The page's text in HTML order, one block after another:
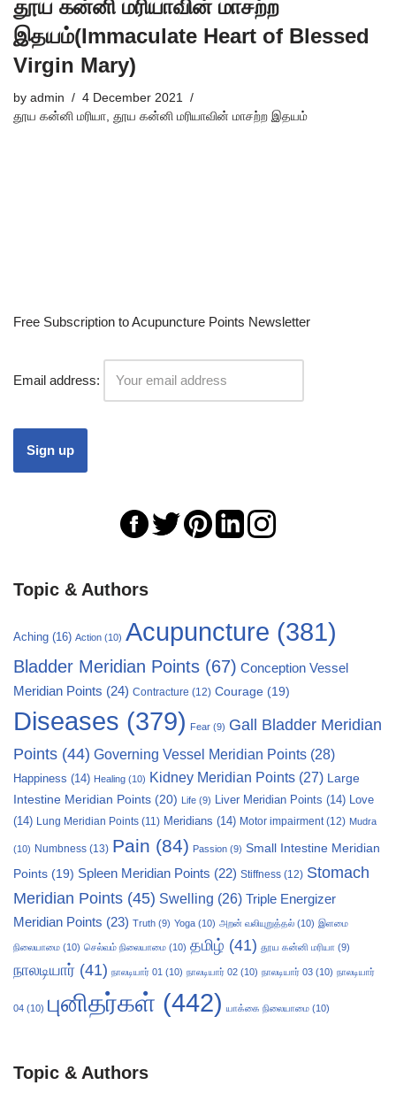
தூய கன்னி மரியாவின் மாசற்ற
இதயம்(Immaculate Heart of Blessed
Virgin Mary)
by admin
4 December 2021
தூய கன்னி மரியா, தூய கன்னி மரியாவின் மாசற்ற இதயம்
Free Subscription to Acupuncture Points Newsletter
Email address:
Topic & Authors
Aching (16) Action (10) Acupuncture (381)
Bladder Meridian Points (67) Conception Vessel
Meridian Points (24) Contracture (12) Courage (19)
Diseases (379) Fear (9) Gall Bladder Meridian
Points (44) Governing Vessel Meridian Points (28)
Happiness (14) Healing (10) Kidney Meridian Points (27) Large
Intestine Meridian Points (20) Life (9) Liver Meridian Points (14) Love
(14)
Lung Meridian Points (11) Meridians (14) Motor impairment(12) Mudra
(10) Numbness (13) Pain (84) Passion (9) Small Intestine Meridian
Points (19) Spleen Meridian Points (22) Stiffness (12) Stomach
Meridian Points (45) Swelling (26) Triple Energizer
Meridian Points (23) Truth (9) Yoga (10) அறன் வலியுறுத்தல் (10) இளமை
நிலையாமை (10) செல்வம் நிலையாமை (10) தமிழ் (41) தூய கன்னி மரியா (9)
நாலடியார் (41) நாலடியார் 01 (10) நாலடியார் 02 (10) நாலடியார் 03 (10) நாலடியார்
04 (10) புனிதர்கள் (442) யாக்கை நிலையாமை (10)
Topic & Authors